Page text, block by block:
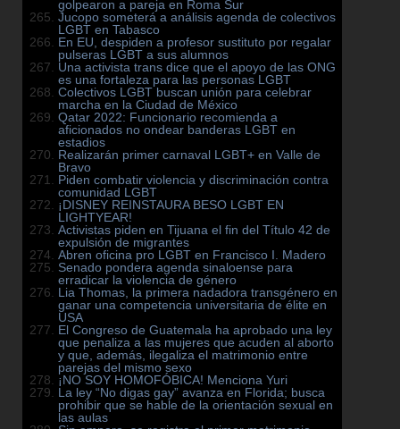
golpearon a pareja en Roma Sur
Jucopo someterá a análisis agenda de colectivos
LGBT en Tabasco
En EU, despiden a profesor sustituto por regalar
pulseras LGBT a sus alumnos
Una activista trans dice que el apoyo de las ONG
es una fortaleza para las personas LGBT
Colectivos LGBT buscan unión para celebrar
marcha en la Ciudad de México
Qatar 2022: Funcionario recomienda a
aficionados no ondear banderas LGBT en
estadios
Realizarán primer carnaval LGBT+ en Valle de
Bravo
Piden combatir violencia y discriminación contra
comunidad LGBT
¡DISNEY REINSTAURA BESO LGBT EN
LIGHTYEAR!
Activistas piden en Tijuana el fin del Título 42 de
expulsión de migrantes
Abren oficina pro LGBT en Francisco I. Madero
Senado pondera agenda sinaloense para
erradicar la violencia de género
Lia Thomas, la primera nadadora transgénero en
ganar una competencia universitaria de élite en
USA
El Congreso de Guatemala ha aprobado una ley
que penaliza a las mujeres que acuden al aborto
y que, además, ilegaliza el matrimonio entre
parejas del mismo sexo
¡NO SOY HOMOFÓBICA! Menciona Yuri
La ley “No digas gay” avanza en Florida; busca
prohibir que se hable de la orientación sexual en
las aulas